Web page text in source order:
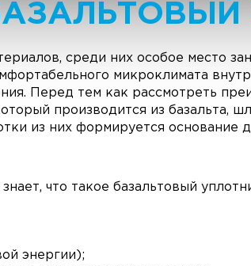
среди них особое место
микроклимата
Перед тем как рассмотреть
производится из базальта,
из них формируется основание
что такое базальтовый
энергии);